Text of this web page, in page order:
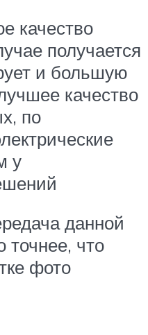
качество
получается
и большую
качество
по
у
данной
точнее, что
фото